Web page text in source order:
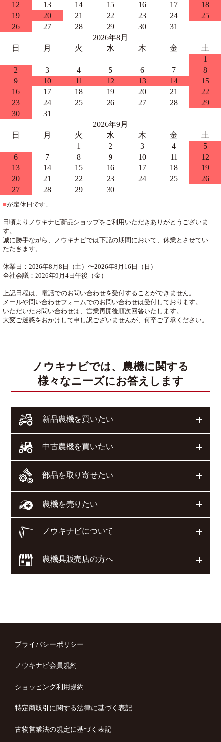
12
13 14 15 16 17
18
19
20 21 22 23 24
25
26
27 28 29 30
31
2026年8月
日
月 火 水 木 金
土
1
2
3 4 5 6 7
8
9
10 11 12 13 14
15
16
17 18 19 20 21
22
23
24 25 26 27 28
29
30
31
2026年9月
日
月 火 水 木 金
土
1
2 3 4
5
6
7 8 9 10 11
12
13
14 15 16 17 18
19
20
21 22 23 24 25
26
27
28 29 30
■が定休日です。
日頃よりノウキナビ新品ショップをご利用いただきありがとうございま
す。
誠に勝手ながら、ノウキナビでは下記の期間において、休業とさせてい
ただきます。
休業日：2026年8月8日（土）〜2026年8月16日（日）
全社会議：2026年9月4日午後（金）
上記日程は、電話でのお問い合わせを受付することができません。
メールや問い合わせフォームでのお問い合わせは受付しております。
いただいたお問い合わせは、営業再開後順次回答いたします。
大変ご迷惑をおかけして申し訳ございませんが、何卒ご了承ください。
ノウキナビでは、農機に関する
様々なニーズにお答えします
新品農機を買いたい
中古農機を買いたい
部品を取り寄せたい
農機を売りたい
ノウキナビについて
農機具販売店の方へ
プライバシーポリシー
ノウキナビ会員規約
ショッピング利用規約
特定商取引に関する法律に基づく表記
古物営業法の規定に基づく表記